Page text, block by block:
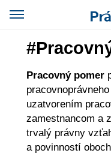
Pracovný pomer
uzatvorením
zamestnancom a
trvalý právny
a povinností